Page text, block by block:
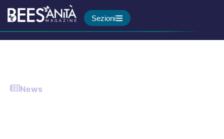
Sezioni
News